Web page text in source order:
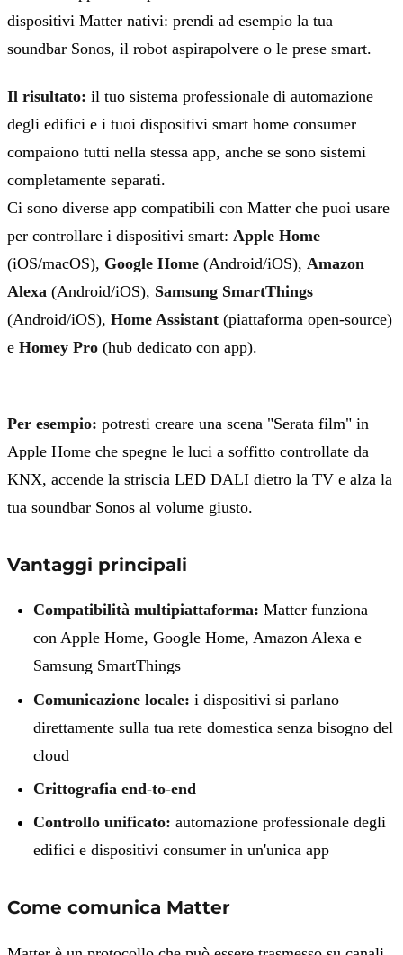
dispositivi Matter nativi: prendi ad esempio la tua
soundbar Sonos, il robot aspirapolvere o le prese smart.
Il risultato: il tuo sistema professionale di automazione
degli edifici e i tuoi dispositivi smart home consumer
compaiono tutti nella stessa app, anche se sono sistemi
completamente separati.
Ci sono diverse app compatibili con Matter che puoi usare
per controllare i dispositivi smart: Apple Home
(iOS/macOS), Google Home (Android/iOS), Amazon
Alexa (Android/iOS), Samsung SmartThings
(Android/iOS), Home Assistant (piattaforma open-source)
e Homey Pro (hub dedicato con app).
Per esempio: potresti creare una scena "Serata film" in
Apple Home che spegne le luci a soffitto controllate da
KNX, accende la striscia LED DALI dietro la TV e alza la
tua soundbar Sonos al volume giusto.
Vantaggi principali
Compatibilità multipiattaforma: Matter funziona
con Apple Home, Google Home, Amazon Alexa e
Samsung SmartThings
Comunicazione locale: i dispositivi si parlano
direttamente sulla tua rete domestica senza bisogno del
cloud
Crittografia end-to-end
Controllo unificato: automazione professionale degli
edifici e dispositivi consumer in un'unica app
Come comunica Matter